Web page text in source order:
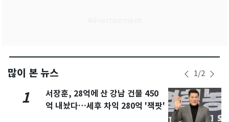
많이 본 뉴스 1/2
1
서장훈, 28억에 산 강남 건물 450
억 내놨다…세후 차익 280억 '잭팟'